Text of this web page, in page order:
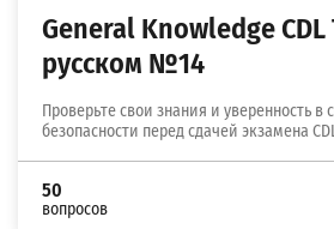
General Knowledge CDL
русском №14
Проверьте свои знания и уверенность
безопасности перед сдачей экзамена
50
вопросов